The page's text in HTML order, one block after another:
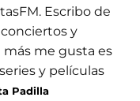
Escribo de
y
más me gusta es
y películas
Padilla